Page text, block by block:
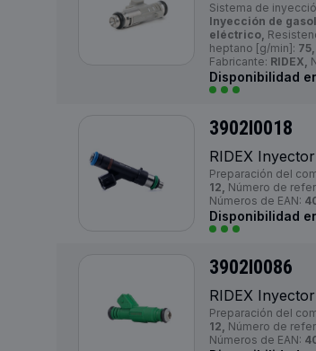
Sistema de
Inyección de
eléctrico,
heptano [g/min]: 75,
Fabricante: RIDEX,
Disponibilidad
3902I0018
RIDEX Inyector
Preparación del
12, Número de
Números de EAN:
Disponibilidad
3902I0086
RIDEX Inyector
Preparación del
12, Número de
Números de EAN: